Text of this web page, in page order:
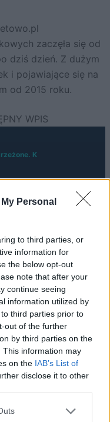
Personal
to third parties, or
information for
the below opt-out
note that after your
continue seeing
information utilized by
third parties prior to
out of the further
by third parties on the
This information may
on the IAB’s List of
disclose it to other
one or more Google
zaczęła się od
dziś dzień. Z dużym
i pojawiające się na
od 2015 roku.
K